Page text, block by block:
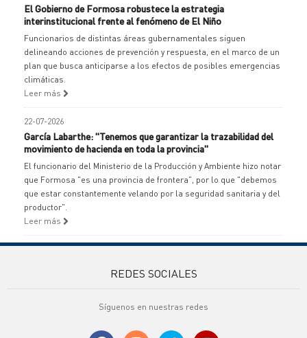
El Gobierno de Formosa robustece la estrategia
interinstitucional frente al fenómeno de El Niño
Funcionarios de distintas áreas gubernamentales siguen
delineando acciones de prevención y respuesta, en el marco de un
plan que busca anticiparse a los efectos de posibles emergencias
climáticas.
Leer más
22-07-2026
García Labarthe: "Tenemos que garantizar la trazabilidad del
movimiento de hacienda en toda la provincia"
El funcionario del Ministerio de la Producción y Ambiente hizo notar
que Formosa "es una provincia de frontera", por lo que "debemos
que estar constantemente velando por la seguridad sanitaria y del
productor".
Leer más
REDES SOCIALES
Síguenos en nuestras redes